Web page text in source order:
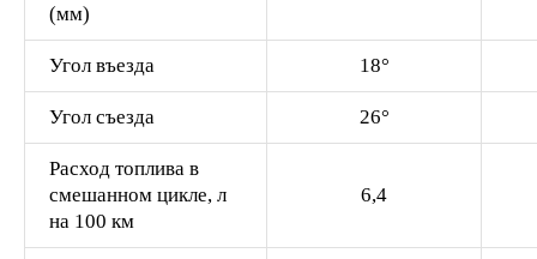
(мм)
Угол въезда 18°
Угол съезда 26°
Расход топлива в
смешанном цикле, л
на 100 км
6,4